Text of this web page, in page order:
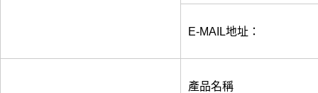
E-MAIL地址：
產品名稱